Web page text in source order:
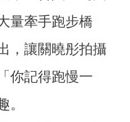
量牽手跑步橋
，讓關曉彤拍攝
你記得跑慢一
。